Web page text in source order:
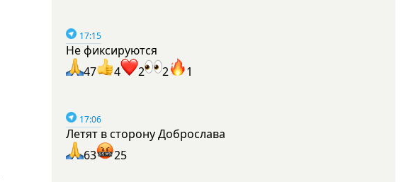
17:15
Не фиксируются
47
4 2 2 1
17:06
Летят в сторону Доброслава
63
25